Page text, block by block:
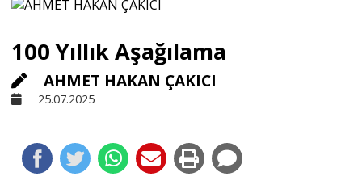
Türkiye
Derkenar
Kültür - Sanat
100 Yıllık Aşağılama
AHMET HAKAN ÇAKICI
25.07.2025